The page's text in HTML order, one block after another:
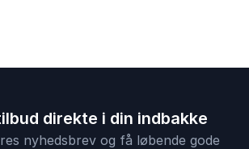
direkte i din indbakke
nyhedsbrev og få løbende gode